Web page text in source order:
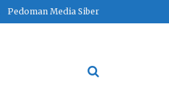
Pedoman Media Siber